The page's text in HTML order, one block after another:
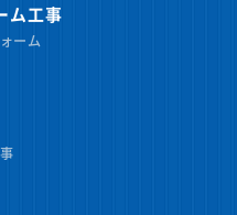
ム工事
ーム